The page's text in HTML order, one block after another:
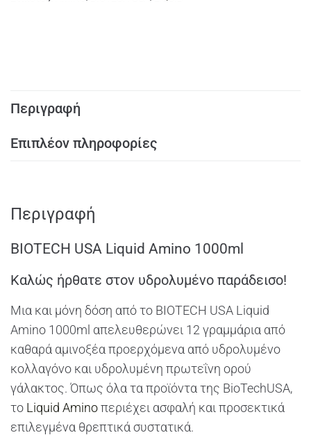
Περιγραφή
Επιπλέον πληροφορίες
Περιγραφή
BIOTECH USA Liquid Amino 1000ml
Καλώς ήρθατε στον υδρολυμένο παράδεισο!
Μια και μόνη δόση από το BIOTECH USA Liquid
Amino 1000ml απελευθερώνει 12 γραμμάρια από
καθαρά αμινοξέα προερχόμενα από υδρολυμένο
κολλαγόνο και υδρολυμένη πρωτεΐνη ορού
γάλακτος. Όπως όλα τα προϊόντα της BioTechUSA,
το Liquid Aminoπεριέχει ασφαλή και προσεκτικά
επιλεγμένα θρεπτικά συστατικά.